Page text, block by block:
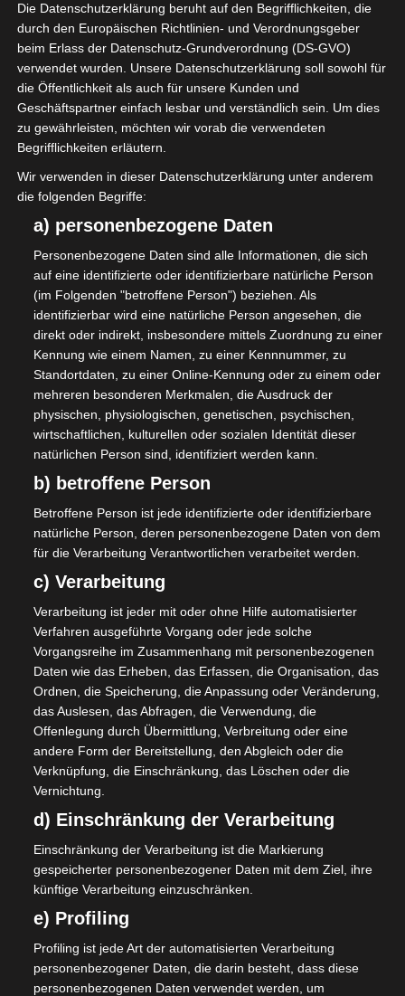
Die Datenschutzerklärung beruht auf den Begrifflichkeiten, die
durch den Europäischen Richtlinien- und Verordnungsgeber
beim Erlass der Datenschutz-Grundverordnung (DS-GVO)
verwendet wurden. Unsere Datenschutzerklärung soll sowohl für
die Öffentlichkeit als auch für unsere Kunden und
Geschäftspartner einfach lesbar und verständlich sein. Um dies
zu gewährleisten, möchten wir vorab die verwendeten
Begrifflichkeiten erläutern.
Wir verwenden in dieser Datenschutzerklärung unter anderem
die folgenden Begriffe:
a) personenbezogene Daten
Personenbezogene Daten sind alle Informationen, die sich
auf eine identifizierte oder identifizierbare natürliche Person
(im Folgenden "betroffene Person") beziehen. Als
identifizierbar wird eine natürliche Person angesehen, die
direkt oder indirekt, insbesondere mittels Zuordnung zu einer
Kennung wie einem Namen, zu einer Kennnummer, zu
Standortdaten, zu einer Online-Kennung oder zu einem oder
mehreren besonderen Merkmalen, die Ausdruck der
physischen, physiologischen, genetischen, psychischen,
wirtschaftlichen, kulturellen oder sozialen Identität dieser
natürlichen Person sind, identifiziert werden kann.
b) betroffene Person
Betroffene Person ist jede identifizierte oder identifizierbare
natürliche Person, deren personenbezogene Daten von dem
für die Verarbeitung Verantwortlichen verarbeitet werden.
c) Verarbeitung
Verarbeitung ist jeder mit oder ohne Hilfe automatisierter
Verfahren ausgeführte Vorgang oder jede solche
Vorgangsreihe im Zusammenhang mit personenbezogenen
Daten wie das Erheben, das Erfassen, die Organisation, das
Ordnen, die Speicherung, die Anpassung oder Veränderung,
das Auslesen, das Abfragen, die Verwendung, die
Offenlegung durch Übermittlung, Verbreitung oder eine
andere Form der Bereitstellung, den Abgleich oder die
Verknüpfung, die Einschränkung, das Löschen oder die
Vernichtung.
d) Einschränkung der Verarbeitung
Einschränkung der Verarbeitung ist die Markierung
gespeicherter personenbezogener Daten mit dem Ziel, ihre
künftige Verarbeitung einzuschränken.
e) Profiling
Profiling ist jede Art der automatisierten Verarbeitung
personenbezogener Daten, die darin besteht, dass diese
personenbezogenen Daten verwendet werden, um